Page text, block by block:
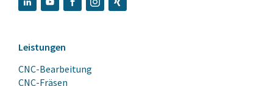
Leistungen
CNC-Bearbeitung
CNC-Fräsen